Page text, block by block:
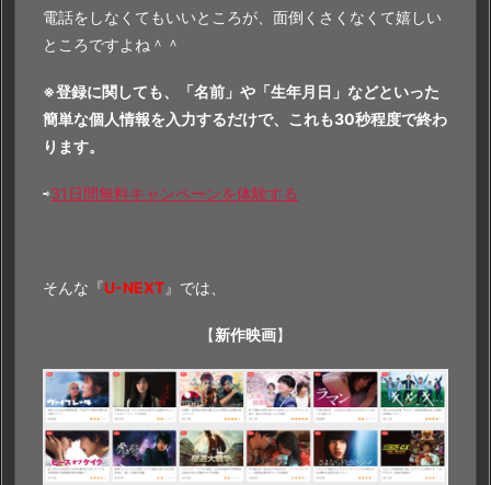
電話をしなくてもいいところが、面倒くさくなくて嬉しい
ところですよね＾＾
※登録に関しても、「名前」や「生年月日」などといった
簡単な個人情報を入力するだけで、これも30秒程度で終わ
ります。
⇨31日間無料キャンペーンを体験する
そんな『U-NEXT』では、
【新作映画】